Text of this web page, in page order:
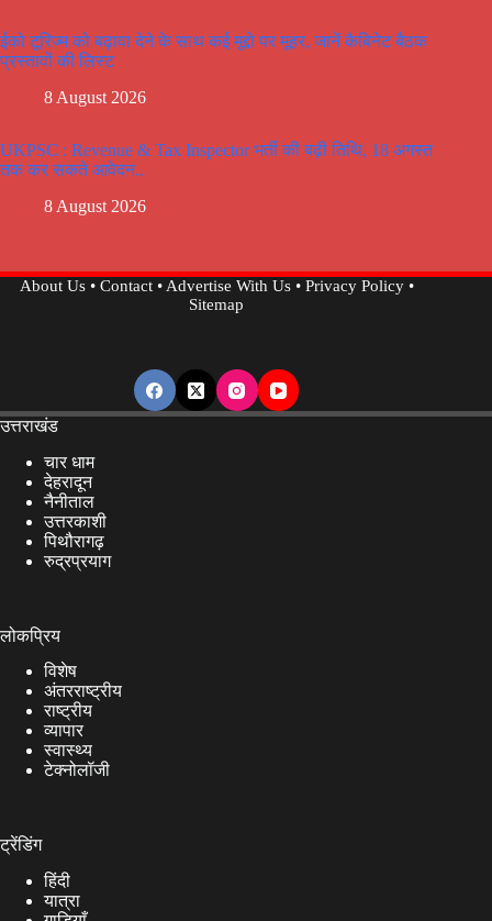
ईको टूरिज्म को बढ़ावा देने के साथ कई मूद्दो पर मूहर, जानें कैबिनेट बैठक
प्रस्तावों की लिस्ट
8 August 2026
UKPSC : Revenue & Tax Inspector भर्ती की बढ़ी तिथि, 18 अगस्त
तक कर सकते आवेदन..
8 August 2026
About Us• Contact•Advertise With Us• Privacy Policy•
Sitemap
उत्तराखंड
चार धाम
देहरादून
नैनीताल
उत्तरकाशी
पिथौरागढ़
रुद्रप्रयाग
लोकप्रिय
विशेष
अंतरराष्ट्रीय
राष्ट्रीय
व्यापार
स्वास्थ्य
टेक्नोलॉजी
ट्रेंडिंग
हिंदी
यात्रा